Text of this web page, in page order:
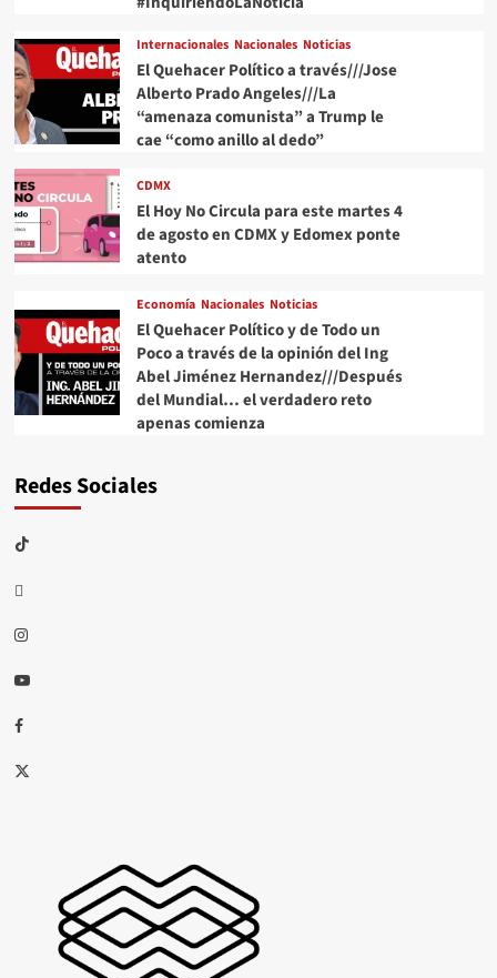
Internacionales Nacionales Noticias
El Quehacer Político a través///Jose
Alberto Prado Angeles///La
“amenaza comunista” a Trump le
cae “como anillo al dedo”
CDMX
El Hoy No Circula para este martes 4
de agosto en CDMX y Edomex ponte
atento
Economía Nacionales Noticias
El Quehacer Político y de Todo un
Poco a través de la opinión del Ing
Abel Jiménez Hernandez///Después
del Mundial… el verdadero reto
apenas comienza
Redes Sociales
TikTok
threads
Instagram
Youtube
Facebook
X